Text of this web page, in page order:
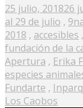
Posted
on
25 julio, 201826
al 29 de julio ,
2018 , accesibles ,
fundación de la
Apertura , Erika
especies
Fundarte ,
Los Caobos